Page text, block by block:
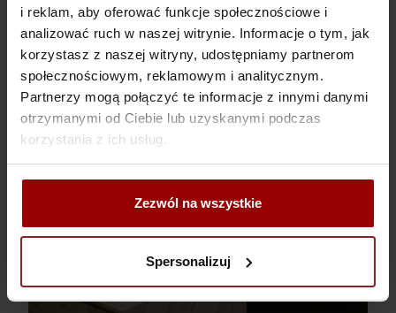
i reklam, aby oferować funkcje społecznościowe i
analizować ruch w naszej witrynie. Informacje o tym, jak
korzystasz z naszej witryny, udostępniamy partnerom
społecznościowym, reklamowym i analitycznym.
Partnerzy mogą połączyć te informacje z innymi danymi
otrzymanymi od Ciebie lub uzyskanymi podczas
korzystania z ich usług.
Zezwól na wszystkie
Spersonalizuj
Uwaga: 1-3 maja 2026
nieczynne
28 kwietnia 2026